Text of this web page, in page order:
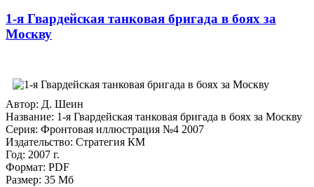
1-я Гвардейская танковая бригада в боях за
Москву
Автор: Д. Шеин
Название: 1-я Гвардейская танковая бригада в боях за Москву
Серия: Фронтовая иллюстрация №4 2007
Издательство: Стратегия КМ
Год: 2007 г.
Формат: PDF
Размер: 35 Мб